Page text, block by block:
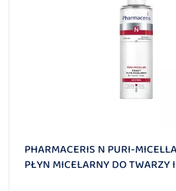
PHARMACERIS N PURI-
PŁYN MICELARNY DO